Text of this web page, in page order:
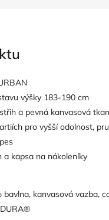
výšky 183-190 cm
a pevná kanvasová
pro vyšší odolnost,
a kapsa na nákoleníky
kanvasová vazba,